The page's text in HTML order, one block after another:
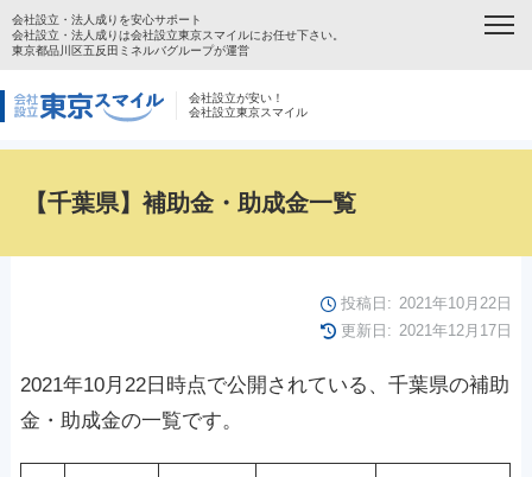
会社設立・法人成りを安心サポート
会社設立・法人成りは会社設立東京スマイルにお任せ下さい。
東京都品川区五反田ミネルバグループが運営
会社設立が安い！
会社設立東京スマイル
【千葉県】補助金・助成金一覧
投稿日: 2021年10月22日
更新日: 2021年12月17日
2021年10月22日時点で公開されている、千葉県の補助
金・助成金の一覧です。